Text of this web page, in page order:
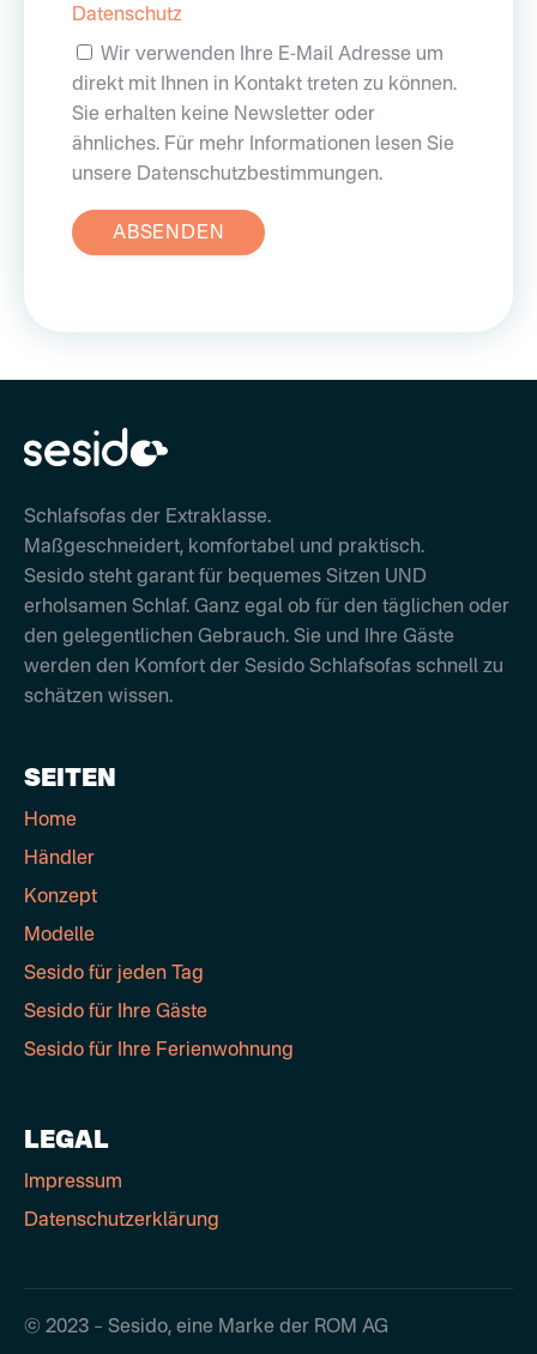
Datenschutz
Wir verwenden Ihre E-Mail Adresse um
direkt mit Ihnen in Kontakt treten zu können.
Sie erhalten keine Newsletter oder
ähnliches. Für mehr Informationen lesen Sie
unsere Datenschutzbestimmungen.
Schlafsofas der Extraklasse.
Maßgeschneidert, komfortabel und praktisch.
Sesido steht garant für bequemes Sitzen UND
erholsamen Schlaf. Ganz egal ob für den täglichen oder
den gelegentlichen Gebrauch. Sie und Ihre Gäste
werden den Komfort der Sesido Schlafsofas schnell zu
schätzen wissen.
SEITEN
Home
Händler
Konzept
Modelle
Sesido für jeden Tag
Sesido für Ihre Gäste
Sesido für Ihre Ferienwohnung
LEGAL
Impressum
Datenschutzerklärung
© 2023 – Sesido, eine Marke der ROM AG